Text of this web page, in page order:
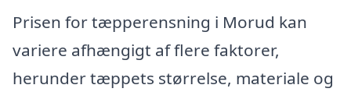
Prisen for tæpperensning i Morud kan
variere afhængigt af flere faktorer,
herunder tæppets størrelse, materiale og